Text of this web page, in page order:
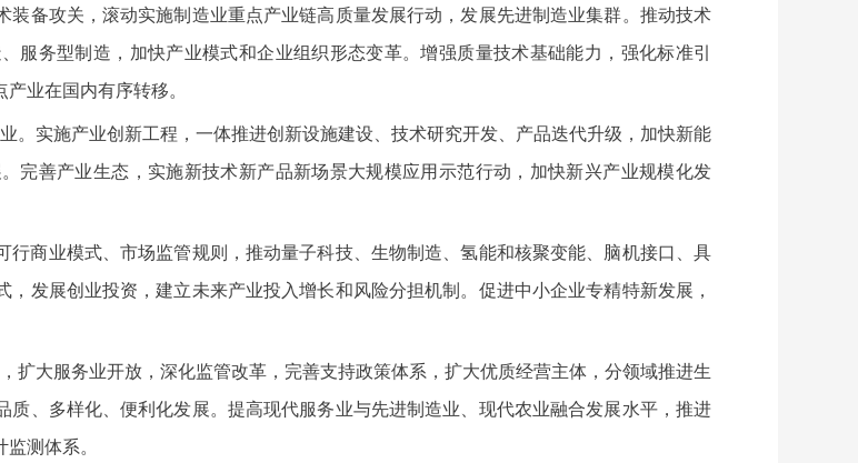
备攻关，滚动实施制造业重点产业链高质量发展行动，发展先进制造业集群。推动技术
服务型制造，加快产业模式和企业组织形态变革。增强质量技术基础能力，强化标准引
业在国内有序转移。
。实施产业创新工程，一体推进创新设施建设、技术研究开发、产品迭代升级，加快新能
完善产业生态，实施新技术新产品新场景大规模应用示范行动，加快新兴产业规模化发
商业模式、市场监管规则，推动量子科技、生物制造、氢能和核聚变能、脑机接口、具
发展创业投资，建立未来产业投入增长和风险分担机制。促进中小企业专精特新发展，
扩大服务业开放，深化监管改革，完善支持政策体系，扩大优质经营主体，分领域推进生
、多样化、便利化发展。提高现代服务业与先进制造业、现代农业融合发展水平，推进
测体系。